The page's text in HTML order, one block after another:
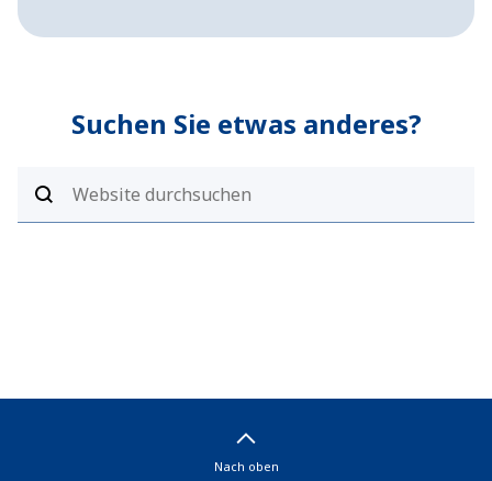
Suchen Sie etwas anderes?
Nach oben